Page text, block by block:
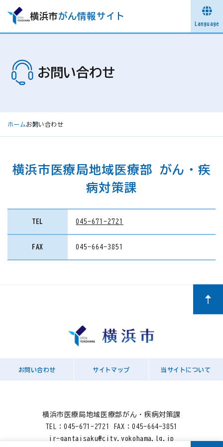
横浜市がん情報サイト
Language
お問い合わせ
ホーム お問い合わせ
横浜市医療局地域医療部 がん・疾
病対策課
TEL 045-671-2721
FAX 045-664-3851
お問い合わせ サイトマップ 当サイトについて
横浜市医療局地域医療部がん・疾病対策課
TEL：045-671-2721
FAX：045-664-3851
ir-gantaisaku@city.yokohama.lg.jp